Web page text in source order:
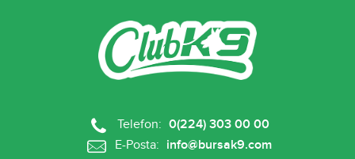
Telefon: 0(224) 303 00 00
E-Posta: info@bursak9.com